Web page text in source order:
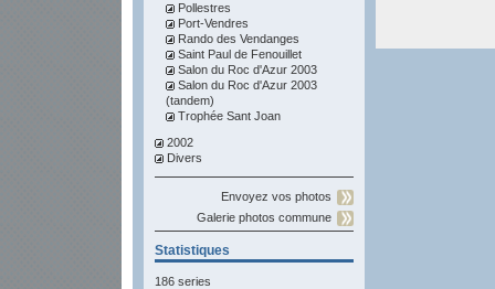
Pollestres
Port-Vendres
Rando des Vendanges
Saint Paul de Fenouillet
Salon du Roc d'Azur 2003
Salon du Roc d'Azur 2003
(tandem)
Trophée Sant Joan
2002
Divers
Envoyez vos photos
Galerie photos commune
Statistiques
186 series